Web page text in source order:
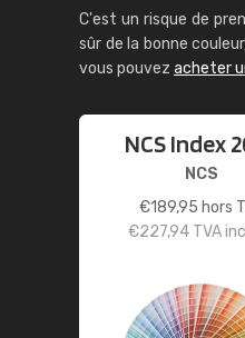
C'est un risque de
sûr de la bonne
vous pouvez acheter
NCS Index
NCS
€189,95 hors
€227,94 TVA